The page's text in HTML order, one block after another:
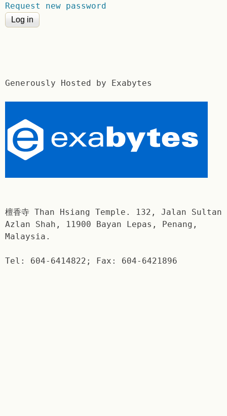
Request new password
Generously Hosted by Exabytes
檀香寺 Than Hsiang Temple. 132, Jalan Sultan
Azlan Shah, 11900 Bayan Lepas, Penang,
Malaysia.
Tel: 604-6414822; Fax: 604-6421896